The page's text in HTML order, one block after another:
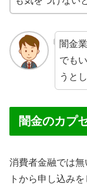
闇金
でも
うと
闇金のカプ
消費者金融では
トから申し込み